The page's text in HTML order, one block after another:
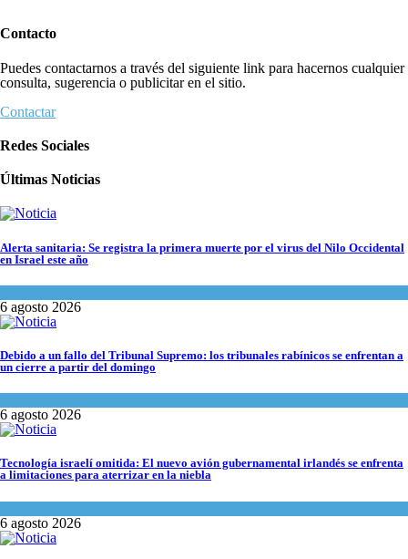
Contacto
Puedes contactarnos a través del siguiente link para hacernos cualquier
consulta, sugerencia o publicitar en el sitio.
Contactar
Redes Sociales
Últimas Noticias
Alerta sanitaria: Se registra la primera muerte por el virus del Nilo Occidental
en Israel este año
6 agosto 2026
Debido a un fallo del Tribunal Supremo: los tribunales rabínicos se enfrentan a
un cierre a partir del domingo
6 agosto 2026
Tecnología israelí omitida: El nuevo avión gubernamental irlandés se enfrenta
a limitaciones para aterrizar en la niebla
6 agosto 2026